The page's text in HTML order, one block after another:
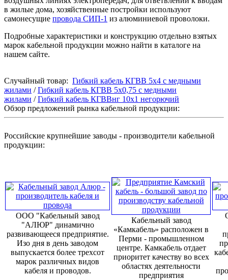
в жилые дома, хозяйственные постройки используют
самонесущие провода СИП-1 из алюминиевой проволоки.
Подробные характеристики и конструкцию отдельно взятых
марок кабельной продукции можно найти в каталоге на
нашем сайте.
Случайный товар: Гибкий кабель КГВВ 5х4 с медными
жилами /Гибкий кабель КГВВ 5х0,75 с медными
жилами /Гибкий кабель КГВВнг 10х1 негорючий
Обзор предложений рынка кабельной продукции:
Российские крупнейшие заводы - производители кабельной
продукции:
ООО "Кабельный завод
"АЛЮР" динамично
развивающееся предприятие.
Изо дня в день заводом
выпускается более трехсот
марок различных видов
кабеля и проводов.
Кабельный завод
«Камкабель» расположен в
Перми - промышленном
центре. Камкабель отдает
приоритет качеству во всех
областях деятельности
предприятия